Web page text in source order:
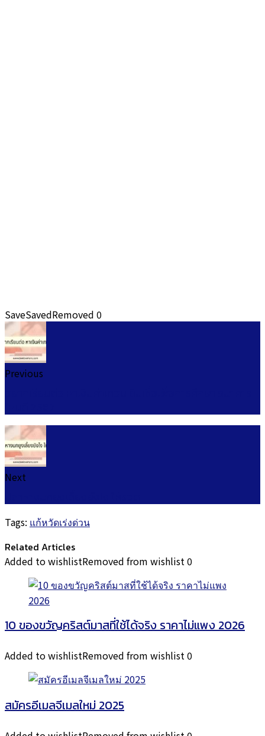
SaveSavedRemoved 0
Previous
Next
Tags: แก้หวัดเร่งด่วน
Related Articles
Added to wishlistRemoved from wishlist0
10 ของขวัญคริสต์มาสที่ใช้ได้จริง ราคาไม่แพง 2026
Added to wishlistRemoved from wishlist0
สมัครอีเมลจีเมลใหม่ 2025